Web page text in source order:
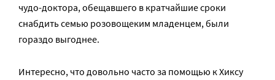
чудо-доктора, обещавшего в кратчайшие сроки
снабдить семью розовощеким младенцем, были
гораздо выгоднее.
Интересно, что довольно часто за помощью к Хиксу